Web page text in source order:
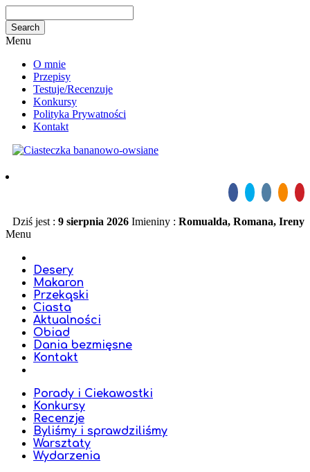
Menu
O mnie
Przepisy
Testuje/Recenzuje
Konkursy
Polityka Prywatności
Kontakt
Dziś jest : 9 sierpnia 2026 Imieniny : Romualda, Romana, Ireny
Menu
Desery
Makaron
Przekąski
Ciasta
Aktualności
Obiad
Dania bezmięsne
Kontakt
Porady i Ciekawostki
Konkursy
Recenzje
Byliśmy i sprawdziliśmy
Warsztaty
Wydarzenia